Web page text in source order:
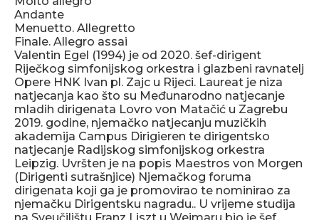
Andante
Menuetto. Allegretto
Finale. Allegro assai
Valentin Egel (1994) je od 2020. šef-dirigent
Riječkog simfonijskog orkestra i glazbeni ravnatelj
Opere HNK Ivan pl. Zajc u Rijeci. Laureat je niza
natjecanja kao što su Međunarodno natjecanje
mladih dirigenata Lovro von Matačić u Zagrebu
2019. godine, njemačko natjecanju muzičkih
akademija Campus Dirigieren te dirigentsko
natjecanje Radijskog simfonijskog orkestra
Leipzig. Uvršten je na popis Maestros von Morgen
(Dirigenti sutrašnjice) Njemačkog foruma
dirigenata koji ga je promovirao te nominirao za
njemačku Dirigentsku nagradu.. U vrijeme studija